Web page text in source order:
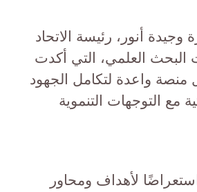
وجيدة أنور، رئيسة الاتحاد
البحث العلمي، التي أكدت
منصة واعدة لتكامل الجهود
مع التوجهات التنموية
لأهداف ومحاور